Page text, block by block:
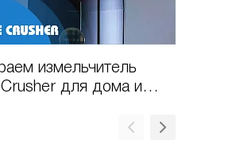
измельчитель
для дома и